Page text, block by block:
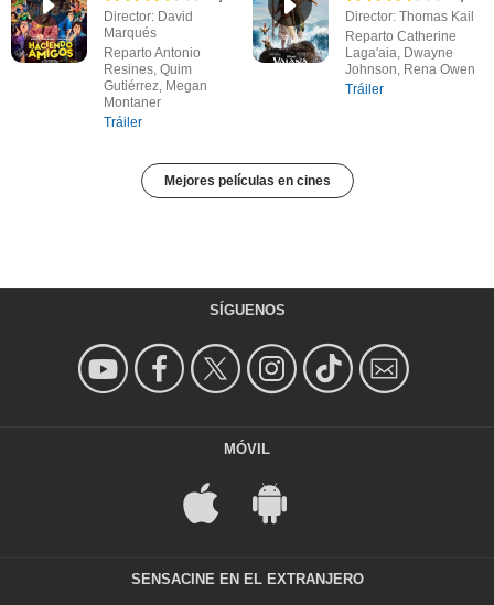
Director: David
Marqués
Reparto Antonio
Resines, Quim
Gutiérrez, Megan
Montaner
Tráiler
Director: Thomas Kail
Reparto Catherine
Laga'aia, Dwayne
Johnson, Rena Owen
Tráiler
Mejores películas en cines
SÍGUENOS
MÓVIL
SENSACINE EN EL EXTRANJERO